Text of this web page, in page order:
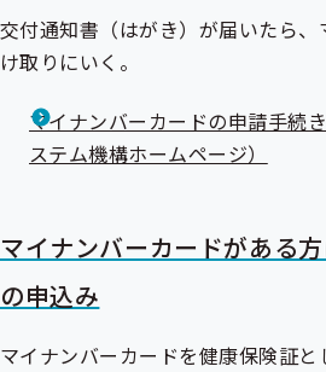
交付通知書（はがき）が届いたら
け取りにいく。
マイナンバーカードの申請手続
ステム機構ホームページ）
マイナンバーカードがある
の申込み
マイナンバーカードを健康保険証